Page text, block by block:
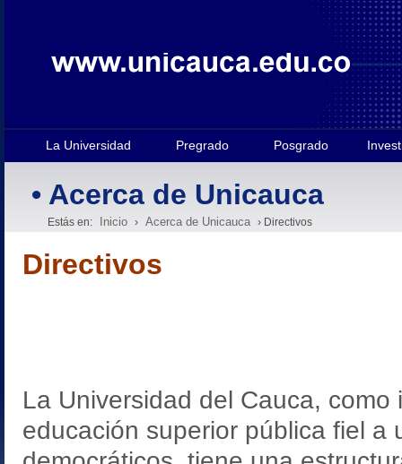
La Universidad Pregrado Posgrado
• Acerca de Unicauca
Estás en: Inicio › Acerca de Unicauca › Directivos
Directivos
La Universidad del Cauca, como
educación superior pública fiel a